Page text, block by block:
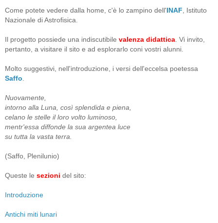
Come potete vedere dalla home, c'è lo zampino dell'INAF , Istituto
Nazionale di Astrofisica.
Il progetto possiede una indiscutibile valenza didattica . Vi invito,
pertanto, a visitare il sito e ad esplorarlo coni vostri alunni.
Molto suggestivi, nell'introduzione, i versi dell'eccelsa poetessa
Saffo
Nuovamente,
intorno alla Luna, così splendida e piena,
celano le stelle il loro volto luminoso,
mentr'essa diffonde la sua argentea luce
su tutta la vasta terra.
(Saffo, Plenilunio)
Queste le sezioni del sito:
Introduzione
Antichi miti lunari